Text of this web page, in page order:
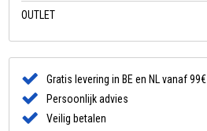
OUTLET
Gratis levering in BE en NL vanaf 99€
Persoonlijk advies
Veilig betalen